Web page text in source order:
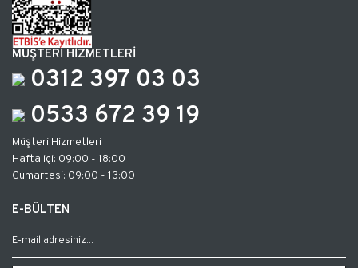
MÜŞTERİ HİZMETLERİ
0312 397 03 03
0533 672 39 19
Müşteri Hizmetleri
Hafta içi: 09:00 - 18:00
Cumartesi: 09:00 - 13:00
E-BÜLTEN